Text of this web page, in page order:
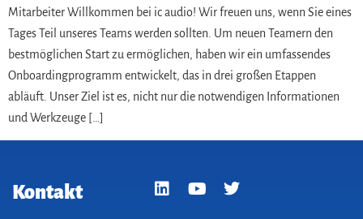
Mitarbeiter Willkommen bei ic audio! Wir freuen uns, wenn Sie eines
Tages Teil unseres Teams werden sollten. Um neuen Teamern den
bestmöglichen Start zu ermöglichen, haben wir ein umfassendes
Onboardingprogramm entwickelt, das in drei großen Etappen
abläuft. Unser Ziel ist es, nicht nur die notwendigen Informationen
und Werkzeuge […]
Kontakt